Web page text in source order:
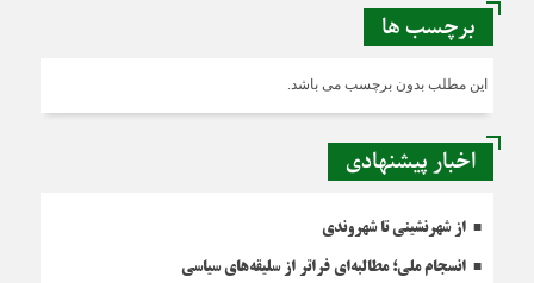
برچسب ها
این مطلب بدون برچسب می باشد.
اخبار پیشنهادی
از شهرنشینی تا شهروندی
انسجام ملی؛ مطالبه‌ای فراتر از سلیقه‌های سیاسی